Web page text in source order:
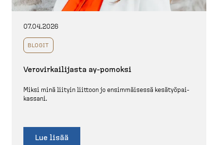
07.04.2026
BLOGIT
Verovir­kai­lijasta ay-​pomoksi
Miksi minä liityin liittoon jo ensimmäisessä kesätyö­pai­
kassani.
Lue lisää